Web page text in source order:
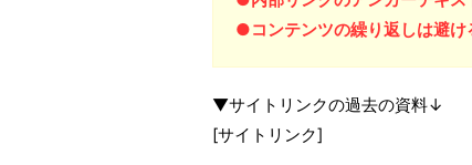
●コンテンツの繰り返しは避け
▼サイトリンクの過去の資料↓
[サイトリンク]